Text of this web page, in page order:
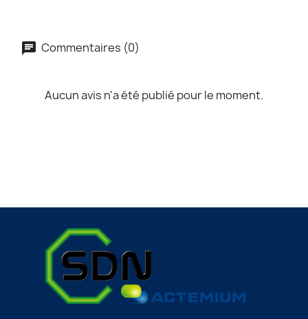
Commentaires (0)
Aucun avis n'a été publié pour le moment.